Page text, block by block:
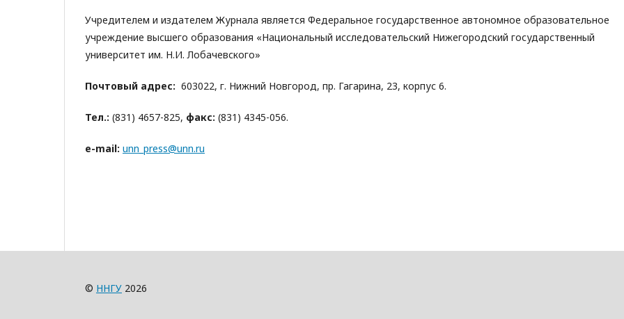
Учредителем и издателем Журнала является Федеральное государственное автономное образовательное
учреждение высшего образования «Национальный исследовательский Нижегородский государственный
университет им. Н.И. Лобачевского»
Почтовый адрес: 603022, г. Нижний Новгород, пр. Гагарина, 23, корпус 6.
Тел.: (831) 4657-825, факс: (831) 4345-056.
е-mail: unn_press@unn.ru
© ННГУ 2026